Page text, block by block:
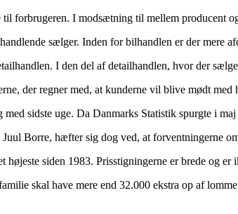
forbrugeren. I modsætning til mellem producent
sælger. Inden for bilhandlen er der mere
I den del af detailhandlen, hvor der
der regner med, at kunderne vil blive mødt med
sidste uge. Da Danmarks Statistik spurgte i
Borre, hæfter sig dog ved, at forventningerne
højeste siden 1983. Prisstigningerne er brede
skal have mere end 32.000 ekstra op af